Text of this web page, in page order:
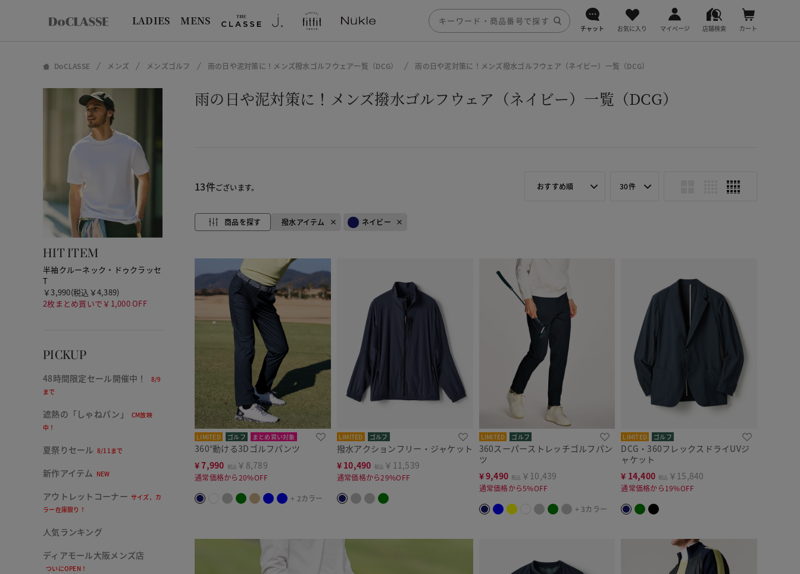
LADIES MENS
チャット お気に入り マイページ 店舗検索 カート
DoCLASSE メンズ メンズゴルフ 雨の日や泥対策に！メンズ撥水ゴルフウェア一覧（DCG） 雨の日や泥対策に！メンズ撥水ゴルフウェア（ネイビー）一覧（DCG）
HIT ITEM
半袖クルーネック・ドゥクラッセ
T
￥3,990(税込￥4,389)
2枚まとめ買いで￥1,000 OFF
PICKUP
48時間限定セール開催中！
8/9
まで
遮熱の「しゃねパン」
CM放映
中！
夏祭りセール 8/11まで
新作アイテム NEW
アウトレットコーナー サイズ、カ
ラー在庫限り！
人気ランキング
ディアモール大阪メンズ店
ついにOPEN！
雨の日や泥対策に！メンズ撥水ゴルフウェア（ネイビー）一覧（DCG）
13件ございます。 おすすめ順 30件
商品を探す 撥水アイテム ネイビー
LIMITED ゴルフ まとめ買い対象
360°動ける3Dゴルフパンツ
¥7,990 税込 ￥8,789
通常価格から20%OFF
+ 2カラー
LIMITED ゴルフ
撥水アクションフリー・ジャケット
¥ 10,490 税込 ￥11,539
通常価格から29%OFF
LIMITED ゴルフ
360スーパーストレッチゴルフパン
ツ
¥9,490 税込 ￥10,439
通常価格から5%OFF
+ 3カラー
LIMITED ゴルフ
DCG・360フレックスドライUVジ
ャケット
¥ 14,400 税込 ￥15,840
通常価格から19%OFF